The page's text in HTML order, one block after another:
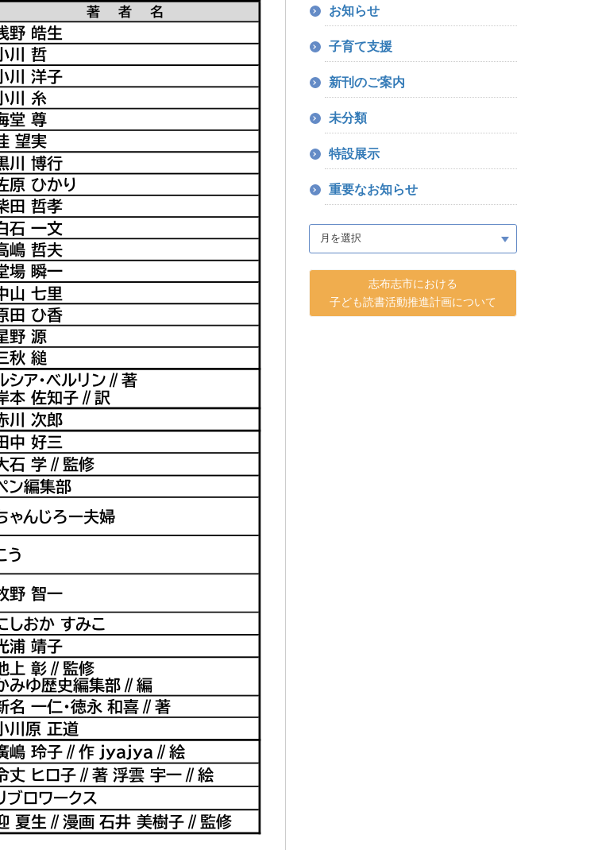
お知らせ
子育て支援
新刊のご案内
未分類
特設展示
重要なお知らせ
志布志市における
子ども読書活動推進計画について